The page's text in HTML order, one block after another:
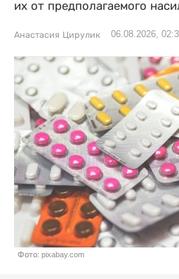
их от предполагаемого
Анастасия Цирулик 06.08.2026,
Фото: pixabay.com